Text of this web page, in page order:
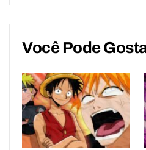
Você Pode